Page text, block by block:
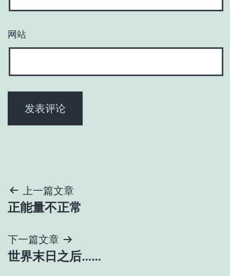
网站
文
章
导
航
上一篇文章
正能量不正常
下一篇文章
世界末日之后……